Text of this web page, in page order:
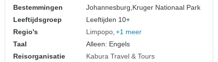
Bestemmingen
Johannesburg, Kruger Nationaal Park
Leeftijdsgroep
Leeftijden 10+
Regio's
Limpopo +1 meer
Taal
Alleen: Engels
Reisorganisatie
Kabura Travel & Tours